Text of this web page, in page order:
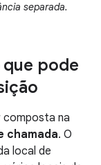
separada.
pode
composta na
chamada. O
local de